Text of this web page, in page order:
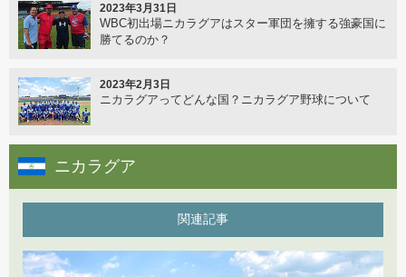
2023年11月28日
目指せ！体験から広がる笑顔の輪
2023年10月2日
福島県×ネパール シャクナゲ交流
2023年8月30日
ネパール野球ソフトボール協会の新体制発足
2023年3月31日
WBC初出場ニカラグアはスター軍団を擁する強豪国に
勝てるのか？
2023年2月3日
ニカラグアってどんな国？ニカラグア野球について
ニカラグア
関連記事